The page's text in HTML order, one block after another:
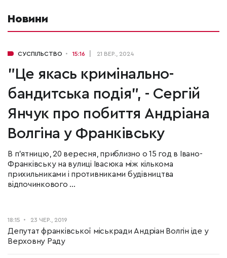
Новини
СУСПІЛЬСТВО 15:16 21 ВЕР., 2024
"Це якась кримінально-
бандитська подія", - Сергій
Янчук про побиття Андріана
Волгіна у Франківську
В п'ятницю, 20 вересня, приблизно о 15 год в Івано-
Франківську на вулиці Івасюка між кількома
прихильниками і противниками будівництва
відпочинкового ...
18:15 23 ЧЕР., 2019
Депутат франківської міськради Андріан Волгін іде у
Верховну Раду